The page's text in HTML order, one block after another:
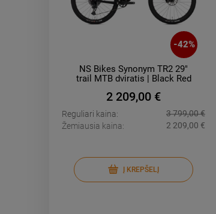
-42%
NS Bikes Synonym TR2 29"
trail MTB dviratis | Black Red
2 209,00 €
Reguliari kaina:
3 799,00 €
Žemiausia kaina:
2 209,00 €
Į KREPŠELĮ